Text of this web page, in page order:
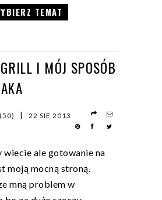
TEMAT
I MÓJ SPOSÓB
| 22 SIE 2013
wiecie ale gotowanie na
moją mocną stroną.
mną problem w